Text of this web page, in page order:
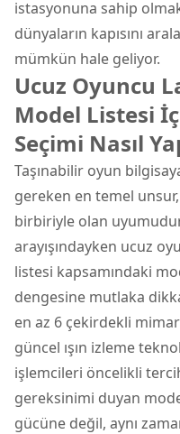
istasyonuna sahip
dünyaların kapısını
mümkün hale geliyor.
Ucuz Oyuncu
Model Listesi
Seçimi Nasıl
Taşınabilir oyun
gereken en temel
birbiriyle olan
arayışındayken ucuz
listesi kapsamındaki
dengesine mutlaka
en az 6 çekirdekli
güncel ışın izleme
işlemcileri öncelikli
gereksinimi duyan
gücüne değil, aynı